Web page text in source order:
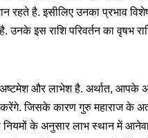
रहते है. इसीलिए उनका प्रभाव
इस राशि परिवर्तन का वृषभ
और लाभेश है. अर्थात, आपके
करेंगे. जिसके कारण गुरु महाराज के
नियमों के अनुसार लाभ स्थान में